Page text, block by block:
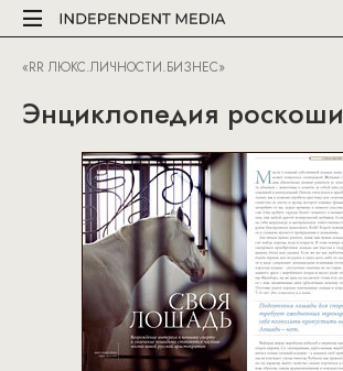
«RR ЛЮКС.ЛИЧНОСТИ.БИЗНЕС»
Энциклопедия роскоши